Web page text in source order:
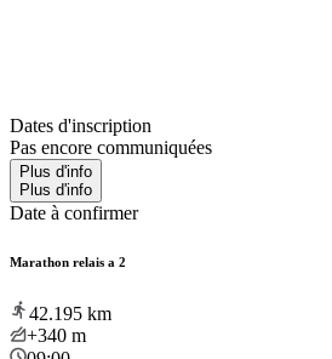
Dates d'inscription
Pas encore communiquées
Plus d'info
Plus d'info
Date à confirmer
Marathon relais a 2
42.195 km
+340 m